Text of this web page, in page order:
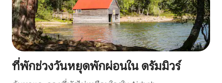
ที่พักช่วงวันหยุดพักผ่อนใน ดรัมมิวร์